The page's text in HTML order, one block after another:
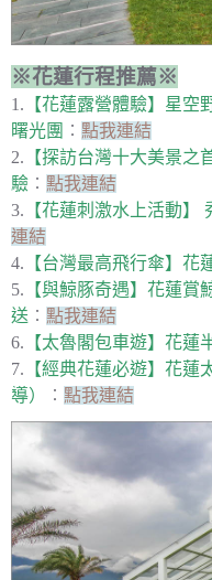
※花蓮行程推薦※
1. 【花蓮露營體驗】星空
曙光團 ︰ 點我連結
2. 【探訪台灣十大美景之
驗 ︰ 點我連結
3. 【花蓮刺激水上活動】
連結
4. 【台灣最高飛行傘】花
5. 【與鯨豚奇遇】花蓮
送 ︰ 點我連結
6. 【太魯閣包車遊】花蓮
7. 【經典花蓮必遊】花蓮
導）
︰ 點我連結